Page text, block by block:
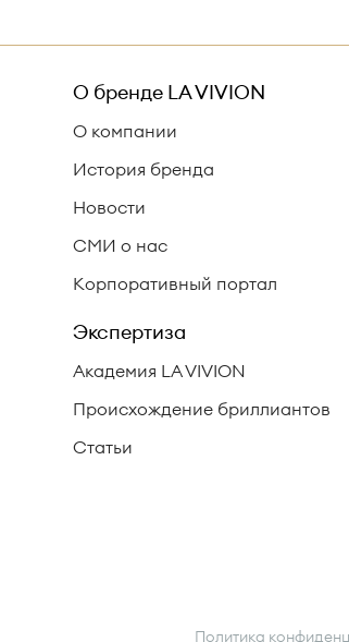
О бренде LA VIVION
О компании
История бренда
Новости
СМИ о нас
Корпоративный портал
Экспертиза
Академия LA VIVION
Происхождение бриллиантов
Статьи
Политика